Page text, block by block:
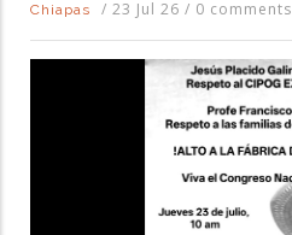
Chiapas
/ 23 Jul 26 / 0 comments